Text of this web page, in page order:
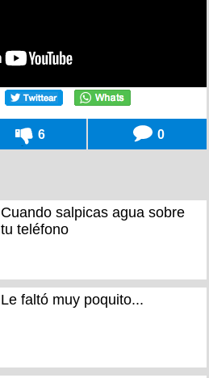
6 0
Cuando salpicas agua sobre
tu teléfono
Le faltó muy poquito...